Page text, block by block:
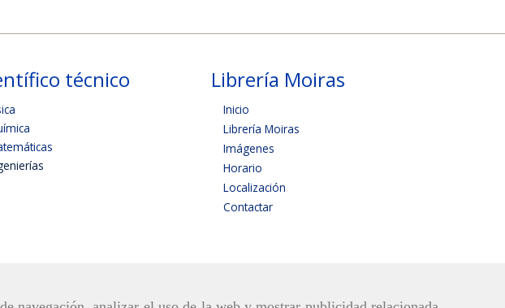
técnico Librería Moiras
Inicio
Librería Moiras
Imágenes
Horario
Localización
Contactar